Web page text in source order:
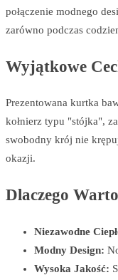
połączenie modnego
zarówno podczas
Wyjątkowe
Prezentowana kurtka
kołnierz typu "stójka",
swobodny krój nie
okazji.
Dlaczego
Niezawodne
Modny Design:
Wysoka Jakość: